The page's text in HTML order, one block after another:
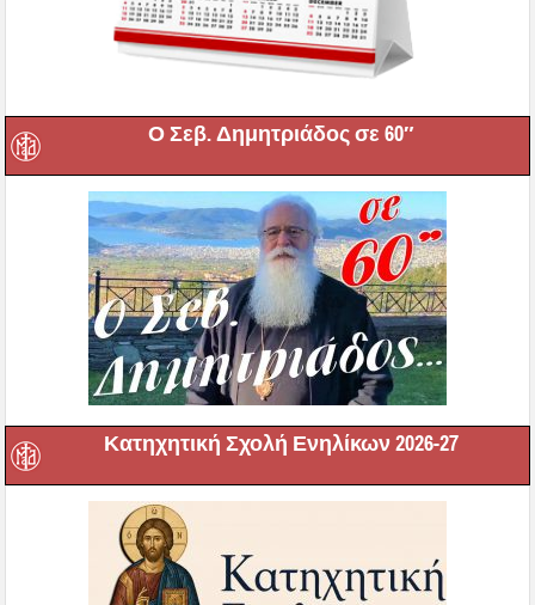
Ο Σεβ. Δημητριάδος σε 60″
Κατηχητική Σχολή Ενηλίκων 2026-27